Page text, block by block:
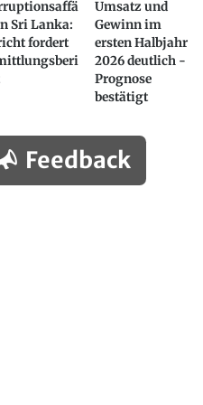
Sri Lanka:
fordert
Umsatz und
Gewinn im
ersten Halbjahr
2026 deutlich -
Prognose
bestätigt
Feedback